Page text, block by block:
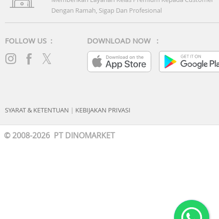
Dengan Ramah, Sigap Dan Profesional
FOLLOW US : DOWNLOAD NOW :
SYARAT & KETENTUAN | KEBIJAKAN PRIVASI
© 2008-2026 PT DINOMARKET